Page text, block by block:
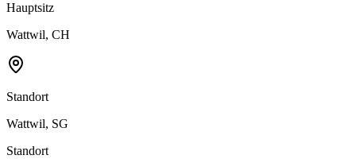
Hauptsitz
Wattwil, CH
Standort
Wattwil, SG
Standort